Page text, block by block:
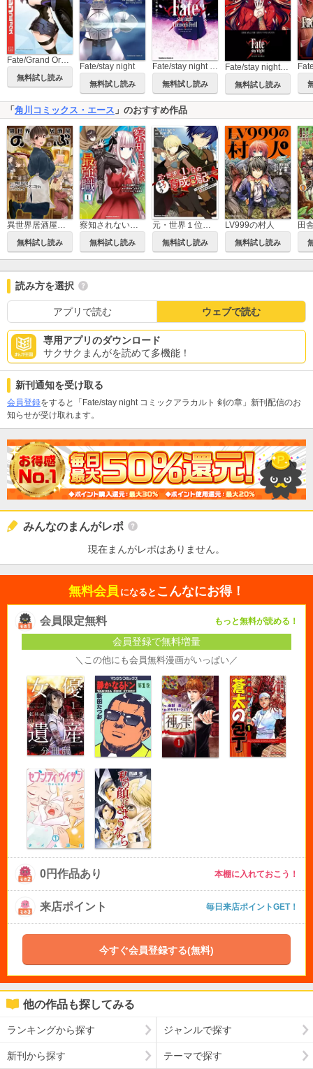
Fate/Grand Order－turas realta－
無料試し読み
Fate/stay night
無料試し読み
Fate/stay night [Heaven's Feel]
無料試し読み 無料試し読み
「 角川コミックス・エース 」のおすすめ作品
異世界居酒屋「のぶ」
無料試し読み
察知されない最強職
無料試し読み
元・世界１位のサブキャラ育成日記 ～廃プレイヤー、異世界を攻略中！～
無料試し読み
LV999の村人
無料試し読み
読み方を選択
アプリで読む ウェブで読む
専用アプリのダウンロード
サクサクまんがを読めて多機能！
新刊通知を受け取る
会員登録をすると「Fate/stay night コミックアラカルト 剣の章」新刊配信のお
知らせが受け取れます。
みんなのまんがレポ
現在まんがレポはありません。
無料会員 になると こんなにお得！
会員限定無料 もっと無料が読める！
会員登録で無料増量
＼この他にも会員無料漫画がいっぱい／
0円作品あり 本棚に入れておこう！
来店ポイント 毎日来店ポイントGET！
今すぐ会員登録する(無料)
他の作品も探してみる
ランキングから探す ジャンルで探す
新刊から探す テーマで探す